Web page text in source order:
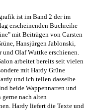
ist im Band 2 der im
erscheinenden Buchreihe
mit Beiträgen von Carsten
Hansjürgen Jablonski,
und Olaf Wuttke erschienen.
arbeitet bereits seit vielen
mit Hardy Grüne
und ich teilen dasselbe
beide Wappennarren und
gerne nach alten
Hardy liefert die Texte und